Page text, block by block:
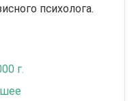
психолога.
г.